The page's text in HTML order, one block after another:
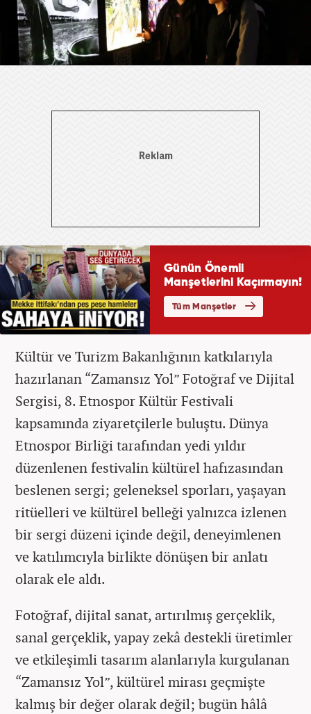
Kültür ve Turizm Bakanlığının katkılarıyla
hazırlanan “Zamansız Yol” Fotoğraf ve Dijital
Sergisi, 8. Etnospor Kültür Festivali
kapsamında ziyaretçilerle buluştu. Dünya
Etnospor Birliği tarafından yedi yıldır
düzenlenen festivalin kültürel hafızasından
beslenen sergi; geleneksel sporları, yaşayan
ritüelleri ve kültürel belleği yalnızca izlenen
bir sergi düzeni içinde değil, deneyimlenen
ve katılımcıyla birlikte dönüşen bir anlatı
olarak ele aldı.
Fotoğraf, dijital sanat, artırılmış gerçeklik,
sanal gerçeklik, yapay zekâ destekli üretimler
ve etkileşimli tasarım alanlarıyla kurgulanan
“Zamansız Yol”, kültürel mirası geçmişte
kalmış bir değer olarak değil; bugün hâlâ